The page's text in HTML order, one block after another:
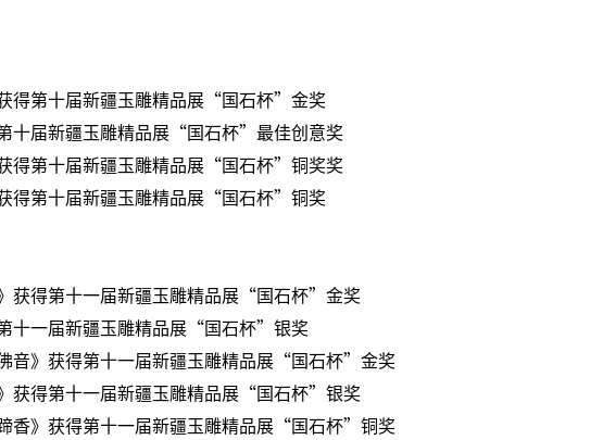
得第十届新疆玉雕精品展“国石杯”金奖
十届新疆玉雕精品展“国石杯”最佳创意奖
得第十届新疆玉雕精品展“国石杯”铜奖奖
得第十届新疆玉雕精品展“国石杯”铜奖
获得第十一届新疆玉雕精品展“国石杯”金奖
十一届新疆玉雕精品展“国石杯”银奖
音》获得第十一届新疆玉雕精品展“国石杯”金奖
获得第十一届新疆玉雕精品展“国石杯”银奖
香》获得第十一届新疆玉雕精品展“国石杯”铜奖